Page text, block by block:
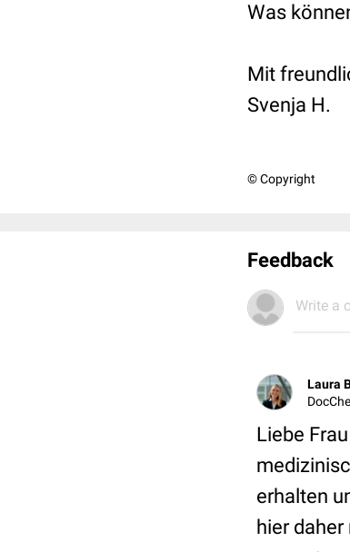
Was
Mit
Svenja H.
© Copyright
Feedback
Write a
Laura
Liebe
erhalten
hier daher